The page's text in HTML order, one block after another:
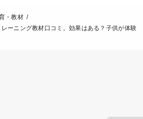
・教材
ーニング教材口コミ。効果はある？子供が体験